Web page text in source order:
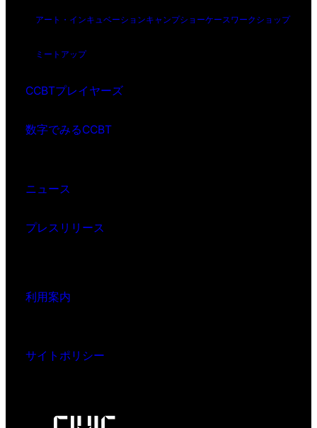
アート・インキュベーションキャンプショーケースワークショップ
ミートアップ
CCBTプレイヤーズ
数字でみるCCBT
ニュース
プレスリリース
利用案内
サイトポリシー